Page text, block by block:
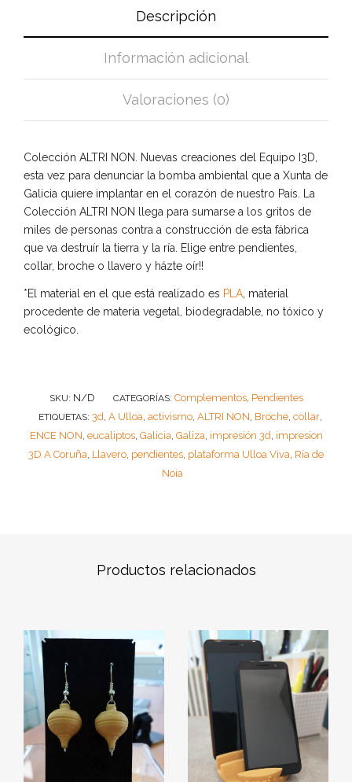
Descripción
Información adicional
Valoraciones (0)
Colección ALTRI NON. Nuevas creaciones del Equipo I3D,
esta vez para denunciar la bomba ambiental que a Xunta de
Galicia quiere implantar en el corazón de nuestro País. La
Colección ALTRI NON llega para sumarse a los gritos de
miles de personas contra a construcción de esta fábrica
que va destruír la tierra y la ría. Elige entre pendientes,
collar, broche o llavero y házte oír!!
*El material en el que está realizado es PLA, material
procedente de materia vegetal, biodegradable, no tóxico y
ecológico.
SKU: N/D CATEGORÍAS: Complementos, Pendientes
ETIQUETAS: 3d, A Ulloa, activismo, ALTRI NON, Broche, collar,
ENCE NON, eucaliptos, Galicia, Galiza, impresión 3d, impresion
3D A Coruña, Llavero, pendientes, plataforma Ulloa Viva, Ría de
Noia
Productos relacionados